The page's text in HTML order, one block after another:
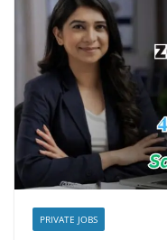
PRIVATE JOBS